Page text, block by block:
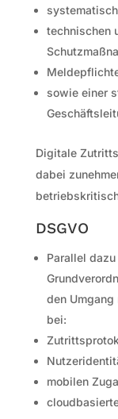
technischen
sowie einer
Digitale
dabei
DSGVO
Parallel
den Umgang
bei:
mobilen